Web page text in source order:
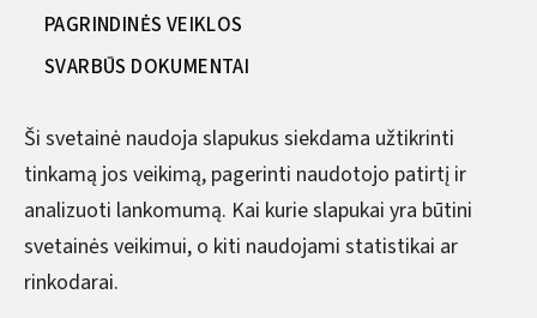
Ši svetainė naudoja slapukus siekdama užtikrinti
tinkamą jos veikimą, pagerinti naudotojo patirtį ir
analizuoti lankomumą. Kai kurie slapukai yra būtini
svetainės veikimui, o kiti naudojami statistikai ar
rinkodarai.
PAGRINDINĖS VEIKLOS
SVARBŪS DOKUMENTAI
KORUPCIJOS PREVENCIJA
SOCIALINĖ MEDIJA
Facebook